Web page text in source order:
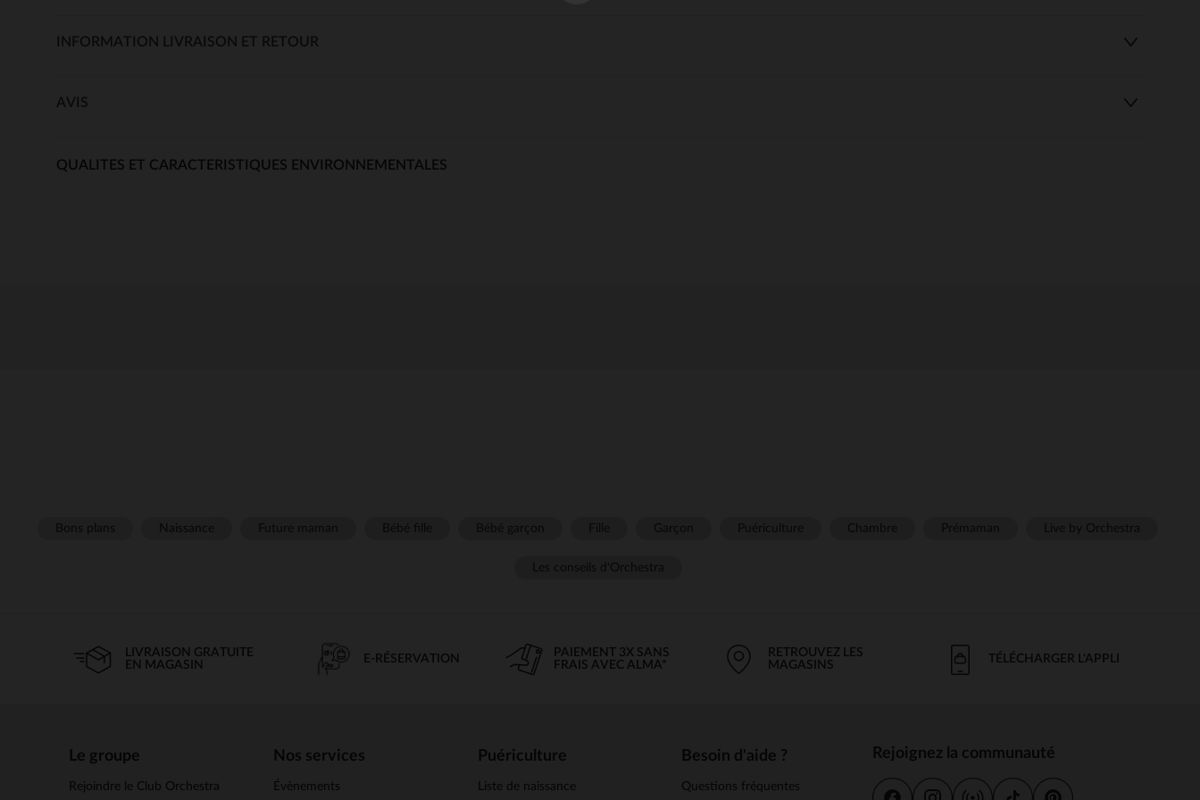
INFORMATION LIVRAISON ET RETOUR
AVIS
QUALITES ET CARACTERISTIQUES ENVIRONNEMENTALES
LIVRAISON GRATUITE
EN MAGASIN
E-RÉSERVATION
PAIEMENT 3X SANS
FRAIS AVEC ALMA*
RETROUVEZ LES
MAGASINS
TÉLÉCHARGER L'APPLI
Le groupe
Rejoindre le Club Orchestra
Nos services
Évènements
Puériculture
Liste de naissance
Besoin d'aide ?
Questions fréquentes
Rejoignez la communauté